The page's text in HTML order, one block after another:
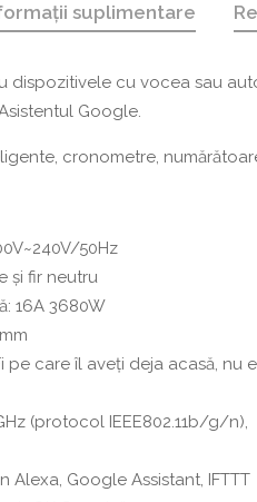
suplimentare
dispozitivele cu vocea sau
Google.
cronometre,
50Hz
și fir neutru
16A 3680W
pe care îl aveți deja acasă, nu
(protocol IEEE802.11b/g/n),
Alexa, Google Assistant, IFTTT